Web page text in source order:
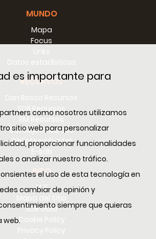
es importante para
como nosotros utilizamos
sitio web para personalizar
proporcionar funcionalidades
o analizar nuestro tráfico.
el uso de esta tecnología en
cambiar de opinión y
siempre que quieras
web.
MUNDO
Mapa
Focus
RECURSOS
SDB Recursos
Consejo Recursos
Biblioteca Digital
INFO
ANS
SDB Guía
Cookie Policy